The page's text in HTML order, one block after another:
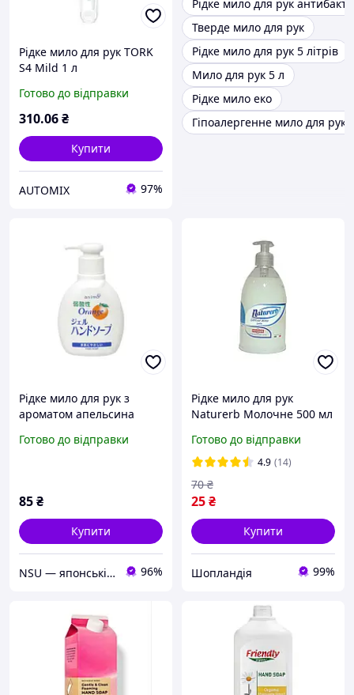
Рідке мило для рук TORK
S4 Mild 1 л
Готово до відправки
310.06₴
Купити
AUTOMIX 97%
Рідке мило для рук
Тверде мило для рук
Рідке мило для рук 5 літрів
Мило для рук 5 л
Рідке мило еко
Гіпоалергенне мило для рук
Рідке мило для рук з
ароматом апельсина
Готово до відправки
85₴
Купити
NSU — японські біодобавки, косметика та товари для дому 96%
Рідке мило для рук
Naturerb Молочне 500 мл
Готово до відправки
4.9 (14)
25₴
70 ₴
Купити
Шопландія 99%